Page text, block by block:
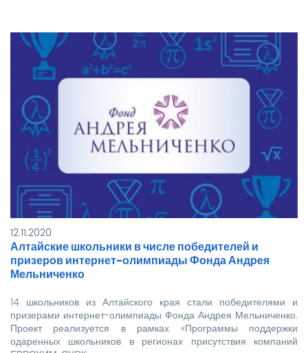
12.11.2020
Алтайские школьники в числе победителей и
призеров интернет-олимпиады Фонда Андрея
Мельниченко
14 школьников из Алтайского края стали победителями и
призерами интернет-олимпиады Фонда Андрея Мельниченко.
Проект реализуется в рамках «Программы поддержки
одаренных школьников в регионах присутствия компаний